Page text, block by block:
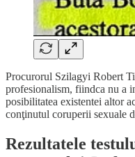
Procurorul Szilagyi Robert
profesionalism, fiindca nu a
posibilitatea existentei altor
conţinutul coruperii sexuale
Rezultatele